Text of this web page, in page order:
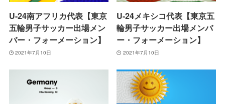
U-24南アフリカ代表【東京
五輪男子サッカー出場メン
バー・フォーメーション】
2021年7月10日
U-24メキシコ代表【東京五
輪男子サッカー出場メンバ
ー・フォーメーション】
2021年7月10日